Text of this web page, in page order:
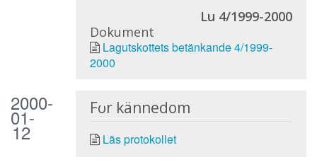
Lu 4/1999-2000
Dokument
Lagutskottets betänkande 4/1999-
2000
2000-
01-
12
För kännedom
Läs protokollet